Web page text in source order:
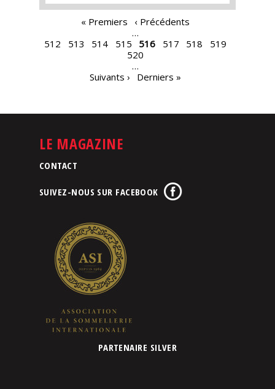
« Premiers
‹ Précédents
…
512
513 514 515 516 517 518
519
520
…
Suivants ›
Derniers »
LE MAGAZINE
CONTACT
SUIVEZ-NOUS SUR FACEBOOK
PARTENAIRE SILVER